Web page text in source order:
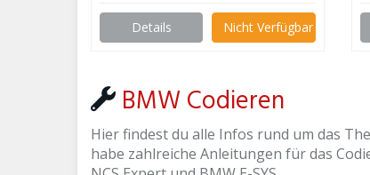
Details Nicht Verfügbar
BMW Codieren
Hier findest du alle Infos rund um das
habe zahlreiche Anleitungen für das